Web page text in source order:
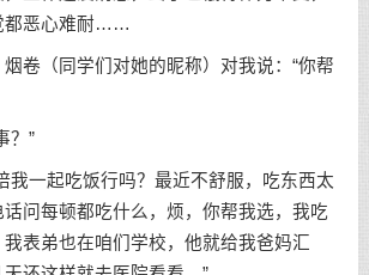
都恶心难耐……
（同学们对她的昵称）对我说：“你帮
”
一起吃饭行吗？最近不舒服，吃东西太
问每顿都吃什么，烦，你帮我选，我吃
表弟也在咱们学校，他就给我爸妈汇